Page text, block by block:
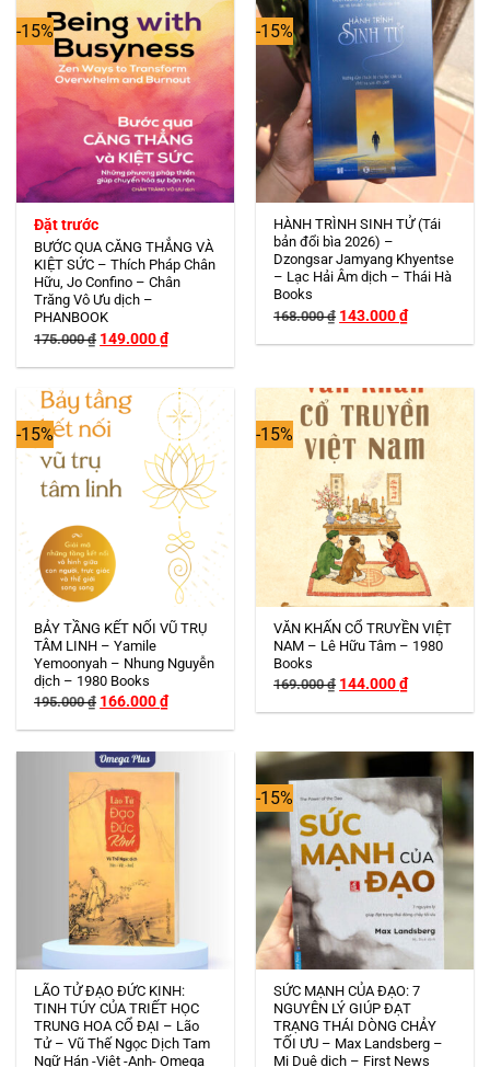
-15%
Đặt trước
BƯỚC QUA CĂNG THẲNG VÀ
KIỆT SỨC – Thích Pháp Chân
Hữu, Jo Confino – Chân
Trăng Vô Ưu dịch –
PHANBOOK
175.000₫ Giá
gốc
là:
149.000₫Giá
hiện
tại
149.000 ₫.
-15%
HÀNH TRÌNH SINH TỬ (Tái
bản đổi bìa 2026) –
Dzongsar Jamyang Khyentse
– Lạc Hải Âm dịch – Thái Hà
Books
168.000₫ Giá
gốc
là:
143.000₫Giá
hiện
tại
-15%
BẢY TẦNG KẾT NỐI VŨ TRỤ
TÂM LINH – Yamile
Yemoonyah – Nhung Nguyễn
dịch – 1980 Books
195.000₫ Giá
gốc
là:
166.000₫Giá
hiện
tại
166.000 ₫.
-15%
VĂN KHẤN CỔ TRUYỀN VIỆT
NAM – Lê Hữu Tâm – 1980
Books
169.000₫ Giá
gốc
là:
144.000₫Giá
hiện
tại
LÃO TỬ ĐẠO ĐỨC KINH:
TINH TÚY CỦA TRIẾT HỌC
TRUNG HOA CỔ ĐẠI – Lão
Tử – Vũ Thế Ngọc Dịch Tam
Ngữ Hán -Việt -Anh- Omega
-15%
SỨC MẠNH CỦA ĐẠO: 7
NGUYÊN LÝ GIÚP ĐẠT
TRẠNG THÁI DÒNG CHẢY
TỐI ƯU – Max Landsberg –
Mị Duệ dịch – First News